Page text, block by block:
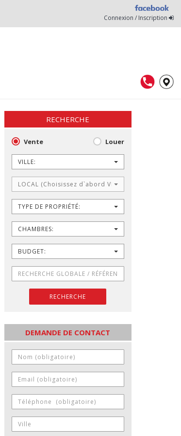
Connexion / Inscription
RECHERCHE
Vente Louer
VILLE:
LOCAL (Choisissez d`abord VILLE)
TYPE DE PROPRIÉTÉ:
CHAMBRES:
BUDGET:
RECHERCHE
DEMANDE DE CONTACT